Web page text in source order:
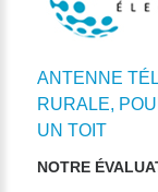
ANTENNE
RURALE,
UN TOIT
NOTRE